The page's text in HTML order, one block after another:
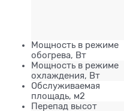
Мощность в режиме
обогрева, Вт
Мощность в режиме
охлаждения, Вт
Обслуживаемая
площадь, м2
Перепад высот